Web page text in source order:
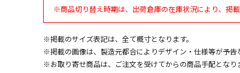
※商品切り替え時期は、出荷倉庫の在庫状況により、掲
※掲載のサイズ表記は、全て概寸となります。
※掲載の画像は、製造元都合によりデザイン・仕様等が予告
※お取り寄せ商品は、ご注文を受けてからの商品手配となり